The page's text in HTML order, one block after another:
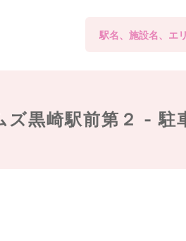
ズ黒崎駅前第２ -駐